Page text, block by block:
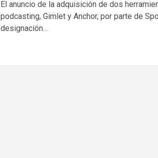
El anuncio de la adquisición de dos
podcasting, Gimlet y Anchor, por parte de
designación...